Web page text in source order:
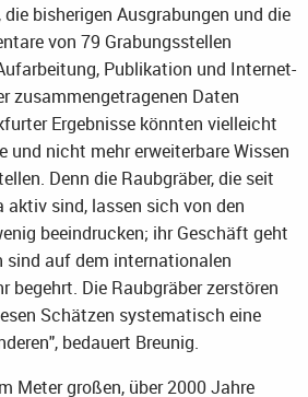
bisherigen Ausgrabungen und die
von 79 Grabungsstellen
Publikation und Internet-
zusammengetragenen Daten
Ergebnisse könnten vielleicht
und nicht mehr erweiterbare Wissen
Denn die Raubgräber, die seit
aktiv sind, lassen sich von den
beeindrucken; ihr Geschäft geht
sind auf dem internationalen
begehrt. Die Raubgräber zerstören
Schätzen systematisch eine
bedauert Breunig.
Meter großen, über 2000 Jahre